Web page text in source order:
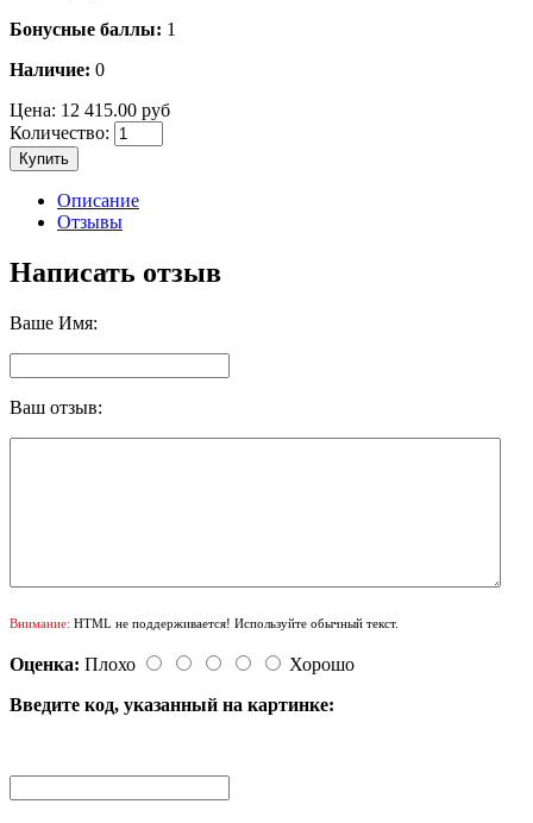
Бонусные баллы: 1
Наличие: 0
Цена: 12 415.00 руб
Количество:
Купить
Описание
Отзывы
Написать отзыв
Ваше Имя:
Ваш отзыв:
Внимание: HTML не поддерживается! Используйте обычный текст.
Оценка: Плохо
Хорошо
Введите код, указанный на картинке: